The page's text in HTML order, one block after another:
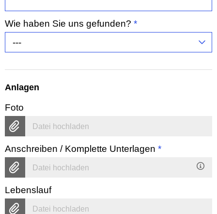
Wie haben Sie uns gefunden? *
---
Anlagen
Foto
Datei hochladen
Anschreiben / Komplette Unterlagen *
Datei hochladen
Lebenslauf
Datei hochladen